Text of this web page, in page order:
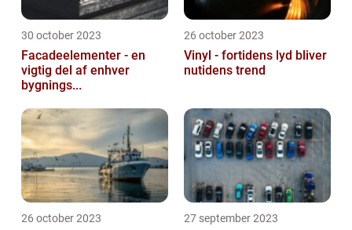
30 october 2023
Facadeelementer - en
vigtig del af enhver
bygnings...
26 october 2023
Vinyl - fortidens lyd bliver
nutidens trend
26 october 2023 27 september 2023